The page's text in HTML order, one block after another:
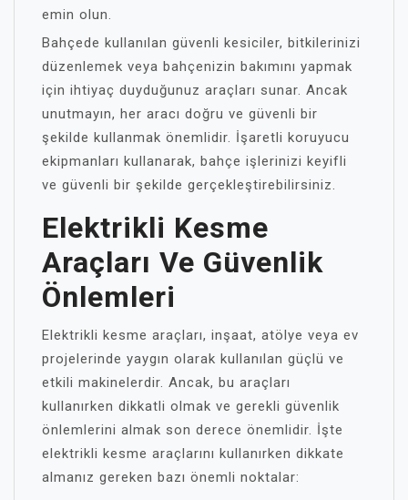
emin olun.
Bahçede kullanılan güvenli kesiciler, bitkilerinizi
düzenlemek veya bahçenizin bakımını yapmak
için ihtiyaç duyduğunuz araçları sunar. Ancak
unutmayın, her aracı doğru ve güvenli bir
şekilde kullanmak önemlidir. İşaretli koruyucu
ekipmanları kullanarak, bahçe işlerinizi keyifli
ve güvenli bir şekilde gerçekleştirebilirsiniz.
Elektrikli Kesme
Araçları Ve Güvenlik
Önlemleri
Elektrikli kesme araçları, inşaat, atölye veya ev
projelerinde yaygın olarak kullanılan güçlü ve
etkili makinelerdir. Ancak, bu araçları
kullanırken dikkatli olmak ve gerekli güvenlik
önlemlerini almak son derece önemlidir. İşte
elektrikli kesme araçlarını kullanırken dikkate
almanız gereken bazı önemli noktalar: